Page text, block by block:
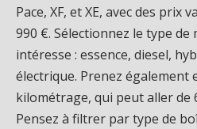
Pace, XF, et XE, avec des prix
990 €. Sélectionnez le type
intéresse : essence, diesel,
électrique. Prenez également
kilométrage, qui peut aller de
Pensez à filtrer par type de